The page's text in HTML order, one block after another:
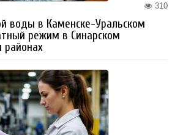
310
воды в Каменске-Уральском
режим в Синарском
районах